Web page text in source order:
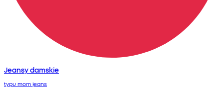
Jeansy damskie
typu mom jeans